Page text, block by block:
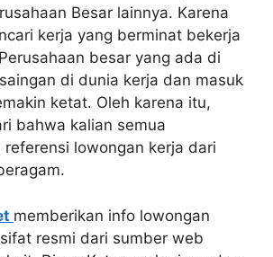
Besar lainnya. Karena
kerja yang berminat bekerja
besar yang ada di
di dunia kerja dan masuk
ketat. Oleh karena itu,
bahwa kalian semua
referensi lowongan kerja dari
memberikan info lowongan
resmi dari sumber web